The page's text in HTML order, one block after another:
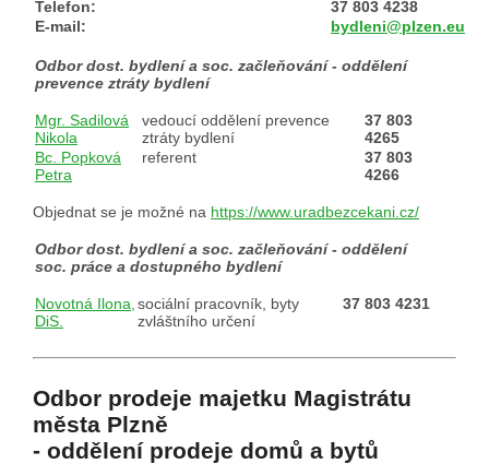
Telefon:
37 803 4238
E-mail:
bydleni@plzen.eu
Odbor dost. bydlení a soc. začleňování - oddělení
prevence ztráty bydlení
Mgr. Sadilová
Nikola
vedoucí oddělení prevence
ztráty bydlení
37 803
4265
Bc. Popková
Petra
referent
37 803
4266
Objednat se je možné na https://www.uradbezcekani.cz/
Odbor dost. bydlení a soc. začleňování - oddělení
soc. práce a dostupného bydlení
Novotná Ilona,
DiS.
sociální pracovník, byty
zvláštního určení
37 803 4231
Odbor prodeje majetku Magistrátu
města Plzně
- oddělení prodeje domů a bytů